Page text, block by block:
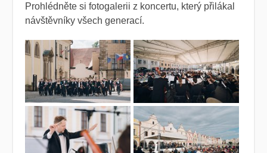
Prohlédněte si fotogalerii z koncertu, který přilákal
návštěvníky všech generací.